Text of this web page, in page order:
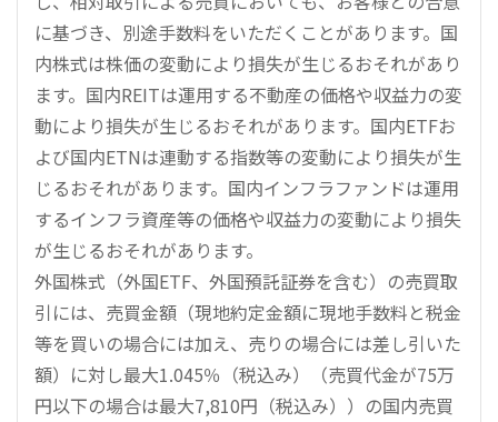
に基づき、別途手数料をいただくことがあります。国
内株式は株価の変動により損失が生じるおそれがあり
ます。国内REITは運用する不動産の価格や収益力の変
動により損失が生じるおそれがあります。国内ETFお
よび国内ETNは連動する指数等の変動により損失が生
じるおそれがあります。国内インフラファンドは運用
するインフラ資産等の価格や収益力の変動により損失
が生じるおそれがあります。
外国株式（外国ETF、外国預託証券を含む）の売買取
引には、売買金額（現地約定金額に現地手数料と税金
等を買いの場合には加え、売りの場合には差し引いた
額）に対し最大1.045％（税込み）（売買代金が75万
円以下の場合は最大7,810円（税込み））の国内売買